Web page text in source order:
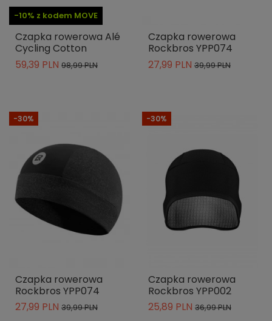
-10% z kodem MOVE
Czapka rowerowa Alé
Cycling Cotton
59,39 PLN 98,99 PLN
Czapka rowerowa
Rockbros YPP074
27,99 PLN 39,99 PLN
-30%
Czapka rowerowa
Rockbros YPP074
27,99 PLN 39,99 PLN
-30%
Czapka rowerowa
Rockbros YPP002
25,89 PLN 36,99 PLN